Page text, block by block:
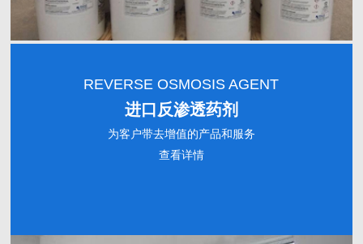
REVERSE OSMOSIS AGENT
进口反渗透药剂
为客户带去增值的产品和服务
查看详情